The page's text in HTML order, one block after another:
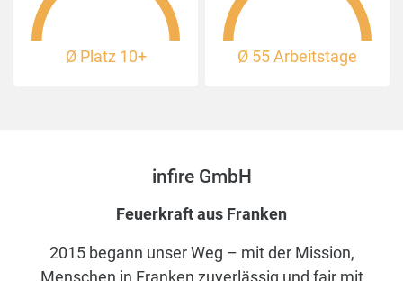
Ø Platz 10+ Ø 55 Arbeitstage
infire GmbH
Feuerkraft aus Franken
2015 begann unser Weg – mit der Mission,
Menschen in Franken zuverlässig und fair mit